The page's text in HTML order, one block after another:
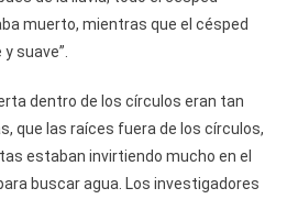
muerto, mientras que el césped
suave”.
dentro de los círculos eran tan
que las raíces fuera de los círculos,
estaban invirtiendo mucho en el
buscar agua. Los investigadores